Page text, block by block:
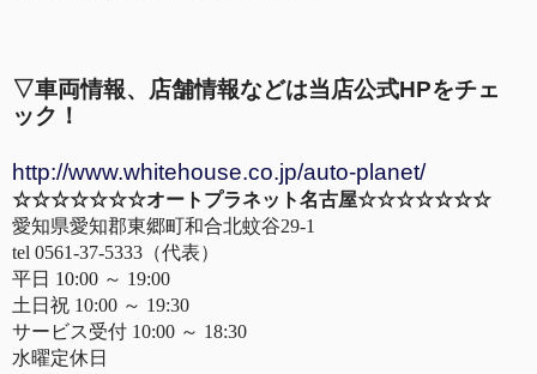
▽車両情報、店舗情報などは当店公式HPをチェ
ック！
http://www.whitehouse.co.jp/auto-planet/
☆☆☆☆☆☆☆オートプラネット名古屋☆☆☆☆☆☆☆
愛知県愛知郡東郷町和合北蚊谷29-1
tel 0561-37-5333（代表）
平日 10:00 ～ 19:00
土日祝 10:00 ～ 19:30
サービス受付 10:00 ～ 18:30
水曜定休日